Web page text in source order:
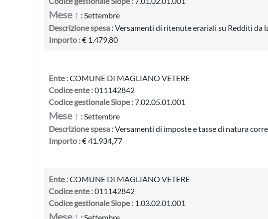
Mese ↑ :Settembre
Descrizione spesa :Versamenti di ritenute erariali su Redditi da
Importo :€ 1.479,80
Ente :COMUNE DI MAGLIANO VETERE
Codice ente :011142842
Codice gestionale Siope :7.02.05.01.001
Mese ↑ :Settembre
Descrizione spesa :Versamenti di imposte e tasse di natura
Importo :€ 41.934,77
Ente :COMUNE DI MAGLIANO VETERE
Codice ente :011142842
Codice gestionale Siope : 1.03.02.01.001
Mese ↑